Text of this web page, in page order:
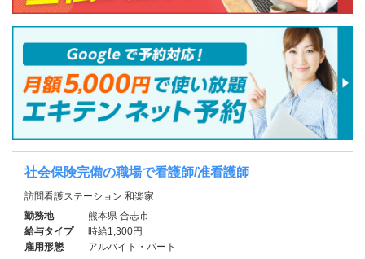
社会保険完備の職場で看護師/准看護師
訪問看護ステーション 和楽家
勤務地
熊本県 合志市
給与タイプ
時給1,300円
雇用形態
アルバイト・パート